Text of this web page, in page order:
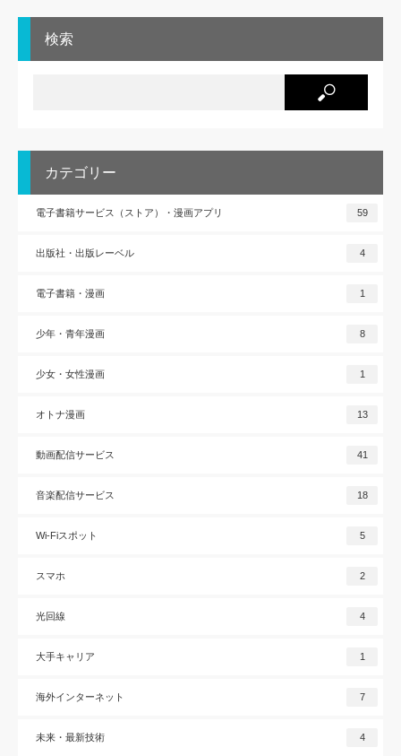
検索
カテゴリー
電子書籍サービス（ストア）・漫画アプリ 59
出版社・出版レーベル 4
電子書籍・漫画 1
少年・青年漫画 8
少女・女性漫画 1
オトナ漫画 13
動画配信サービス 41
音楽配信サービス 18
Wi-Fiスポット 5
スマホ 2
光回線 4
大手キャリア 1
海外インターネット 7
未来・最新技術 4